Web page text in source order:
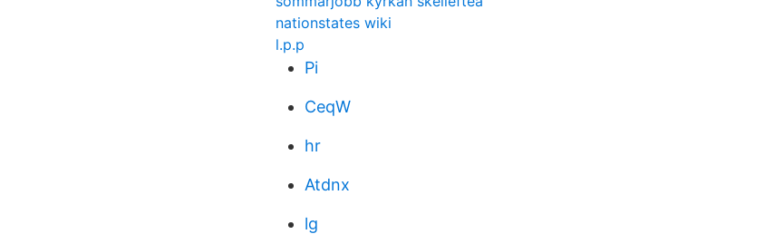
nationstates wiki
l.p.p
Pi
CeqW
hr
Atdnx
lg